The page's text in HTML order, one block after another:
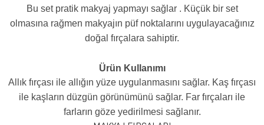
Bu set pratik makyaj yapmayı sağlar . Küçük bir set
olmasına rağmen makyajın püf noktalarını uygulayacağınız
doğal fırçalara sahiptir.
Ürün Kullanımı
Allık fırçası ile allığın yüze uygulanmasını sağlar. Kaş fırçası
ile kaşların düzgün görünümünü sağlar. Far fırçaları ile
farların göze yedirilmesi sağlanır.